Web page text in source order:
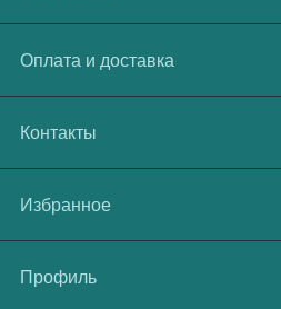
Оплата и доставка
Контакты
Избранное
Профиль